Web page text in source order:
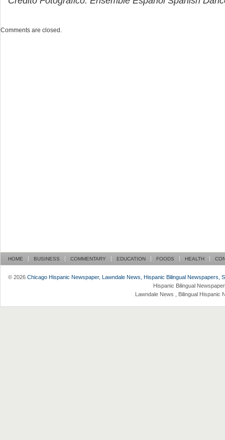
Comments are closed.
HOME BUSINESS COMMENTARY EDUCATION FOODS HEALTH
© 2026 Chicago Hispanic Newspaper, Lawndale News, Hispanic Bilingual Newspapers,
Hispanic Bilingual
Lawndale News , Bilingual Hispanic